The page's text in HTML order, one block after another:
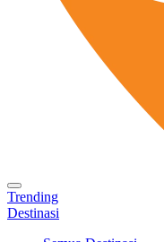
Trending
Destinasi